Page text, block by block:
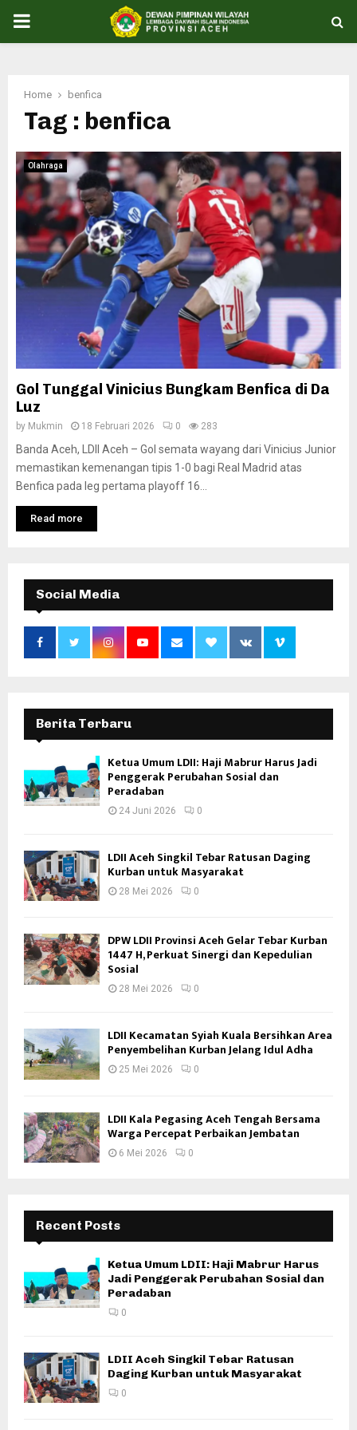
PRIMARY
Home benfica
Tag : benfica
Olahraga
Gol Tunggal Vinicius Bungkam Benfica di Da
Luz
by Mukmin 18 Februari 2026 0 283
Banda Aceh, LDII Aceh – Gol semata wayang dari Vinicius Junior
memastikan kemenangan tipis 1-0 bagi Real Madrid atas
Benfica pada leg pertama playoff 16...
Read more
Social Media
Berita Terbaru
Ketua Umum LDII: Haji Mabrur Harus Jadi
Penggerak Perubahan Sosial dan
Peradaban
24 Juni 2026 0
LDII Aceh Singkil Tebar Ratusan Daging
Kurban untuk Masyarakat
28 Mei 2026 0
DPW LDII Provinsi Aceh Gelar Tebar Kurban
1447 H, Perkuat Sinergi dan Kepedulian
Sosial
28 Mei 2026 0
LDII Kecamatan Syiah Kuala Bersihkan Area
Penyembelihan Kurban Jelang Idul Adha
25 Mei 2026 0
LDII Kala Pegasing Aceh Tengah Bersama
Warga Percepat Perbaikan Jembatan
6 Mei 2026 0
Recent Posts
Ketua Umum LDII: Haji Mabrur Harus
Jadi Penggerak Perubahan Sosial dan
Peradaban
0
LDII Aceh Singkil Tebar Ratusan
Daging Kurban untuk Masyarakat
0